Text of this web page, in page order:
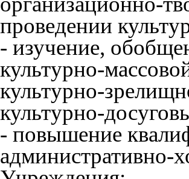
проведении
- изучение,
культурно-
культурно-
культурно-
- повышение
административно-